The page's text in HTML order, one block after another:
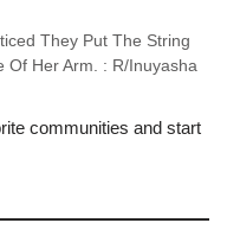
They Put The String
Of Her Arm. : R/Inuyasha
communities and start